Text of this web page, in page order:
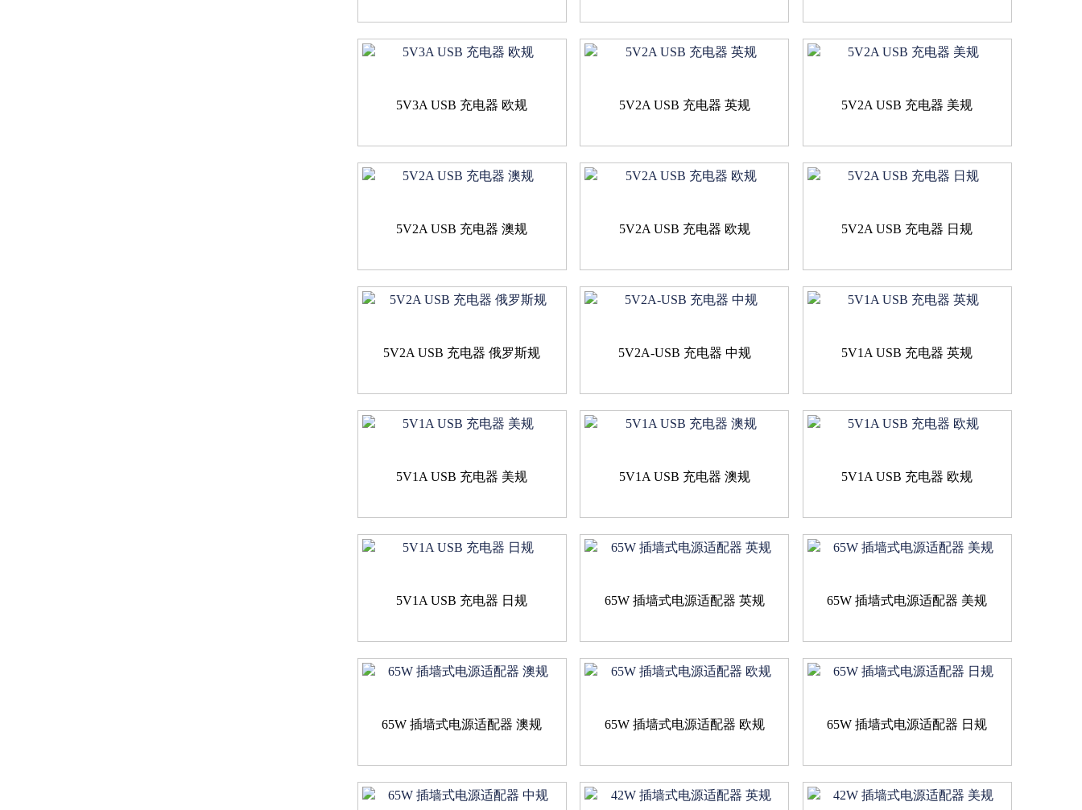
5V3A USB 充电器 欧规 5V2A USB 充电器 英规 5V2A USB 充电器 美规
5V2A USB 充电器 澳规 5V2A USB 充电器 欧规 5V2A USB 充电器 日规
5V2A USB 充电器 俄罗斯规 5V2A-USB 充电器 中规 5V1A USB 充电器 英规
5V1A USB 充电器 美规 5V1A USB 充电器 澳规 5V1A USB 充电器 欧规
5V1A USB 充电器 日规 65W 插墙式电源适配器 英规 65W 插墙式电源适配器 美规
65W 插墙式电源适配器 澳规 65W 插墙式电源适配器 欧规 65W 插墙式电源适配器 日规